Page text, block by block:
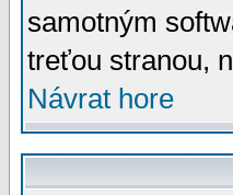
samotným
treťou stranou,
Návrat hore